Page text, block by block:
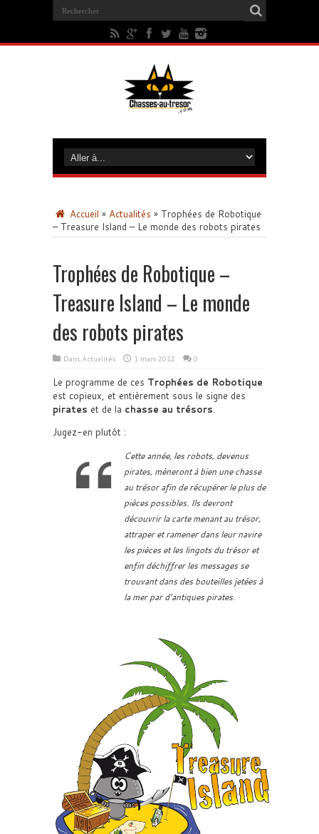
Accueil » Actualités » Trophées de Robotique
– Treasure Island – Le monde des robots pirates
Trophées de Robotique –
Treasure Island – Le monde
des robots pirates
Dans Actualités 1 mars 2012 0
Le programme de ces Trophées de Robotique
est copieux, et entièrement sous le signe des
pirates et de la chasse au trésors.
Jugez-en plutôt :
Cette année, les robots, devenus
pirates, mèneront à bien une chasse
au trésor afin de récupérer le plus de
pièces possibles. Ils devront
découvrir la carte menant au trésor,
attraper et ramener dans leur navire
les pièces et les lingots du trésor et
enfin déchiffrer les messages se
trouvant dans des bouteilles jetées à
la mer par d’antiques pirates.